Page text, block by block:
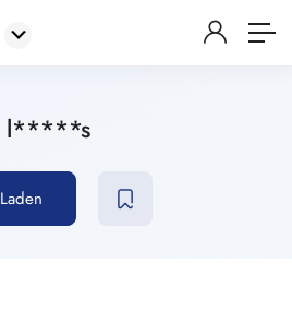
l*****s
Laden